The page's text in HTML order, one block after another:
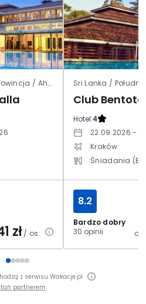
Sri Lanka / Południowa Prowincja / Ahungalla
zł/ os.
Club Bentota
Hotel:4
22.09.2026 -
Kraków
Śniadania
Bardzo dobry
30 opinii
8.2
z serwisu Wakacje.pl
partnerem